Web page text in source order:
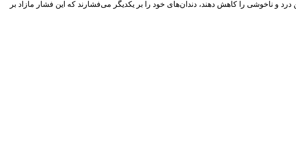
و ناخوشی را کاهش دهند، دندان‌های خود را بر یکدیگر می‌فشارند که این فشار مازاد بر